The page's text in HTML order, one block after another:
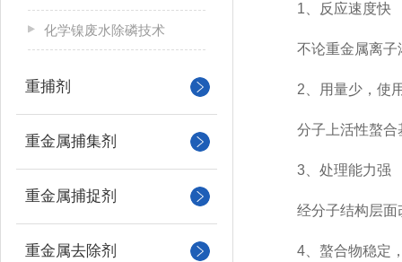
化学镍废水除磷技术
重捕剂
重金属捕集剂
重金属捕捉剂
重金属去除剂
1、反应速度快
不论重金属离子浓
2、用量少，使
分子上活性螯合基
3、处理能力强
经分子结构层面改
4、螯合物稳定